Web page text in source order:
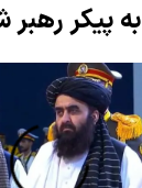
پیکر رهبر